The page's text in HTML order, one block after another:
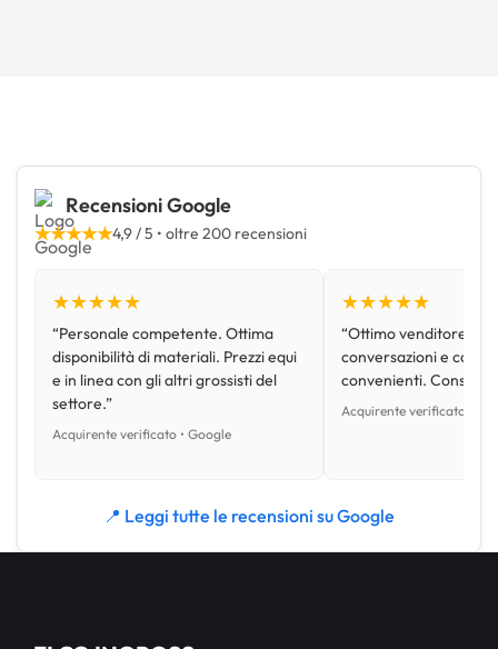
Recensioni Google
★★★★★4,9 / 5 • oltre 200 recensioni
★★★★★
“Personale competente. Ottima
disponibilità di materiali. Prezzi equi
e in linea con gli altri grossisti del
settore.”
Acquirente verificato • Google
★★★★★
“Ottimo venditore,
conversazioni e con
convenienti.
Acquirente verificato •
📍 Leggi tutte le recensioni su Google